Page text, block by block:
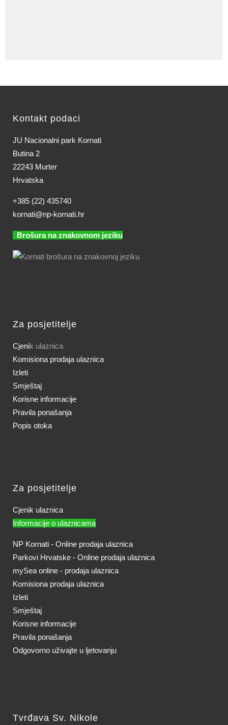
Kontakt podaci
JU Nacionalni park Kornati
Butina 2
22243 Murter
Hrvatska
+385 (22) 435740
kornati@np-kornati.hr
Brošura na znakovnom jeziku
Za posjetitelje
Cjenik ulaznica
Komisiona prodaja ulaznica
Izleti
Smještaj
Korisne informacije
Pravila ponašanja
Popis otoka
Za posjetitelje
Cjenik ulaznica
Informacije o ulaznicama
NP Kornati - Online prodaja ulaznica
Parkovi Hrvatske - Online prodaja ulaznica
mySea online - prodaja ulaznica
Komisiona prodaja ulaznica
Izleti
Smještaj
Korisne informacije
Pravila ponašanja
Odgovorno uživajte u ljetovanju
Tvrđava Sv. Nikole